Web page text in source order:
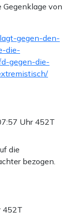
Gegenklage von
gegen-den-
die-
gegen-die-
Uhr 452T
die
bezogen.
452T